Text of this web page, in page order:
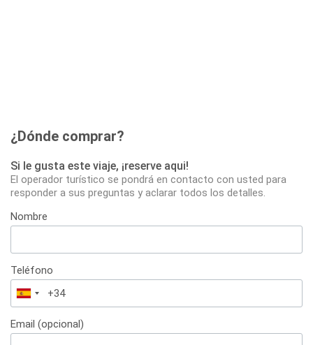
¿Dónde comprar?
Si le gusta este viaje, ¡reserve aqui!
El operador turístico se pondrá en contacto con usted para
responder a sus preguntas y aclarar todos los detalles.
Nombre
Teléfono
España
+34
Email (opcional)